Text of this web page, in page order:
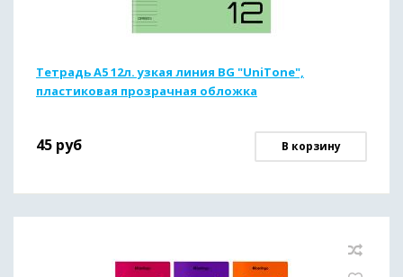
Тетрадь А5 12л. узкая линия BG "UniTone",
пластиковая прозрачная обложка
45 руб В корзину